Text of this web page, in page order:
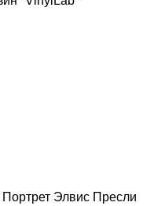
Портрет Элвис Пресли